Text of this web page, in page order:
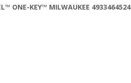
KEY™ MILWAUKEE 4933464524